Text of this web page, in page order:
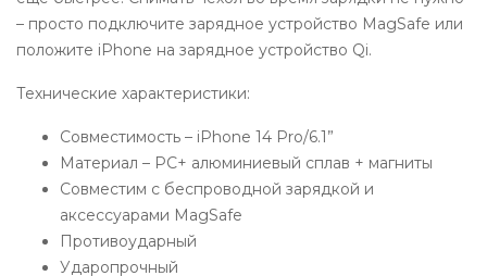
– просто подключите зарядное устройство MagSafe или
положите iPhone на зарядное устройство Qi.
Технические характеристики:
Совместимость – iPhone 14 Pro/6.1”
Материал – PC+ алюминиевый сплав + магниты
Совместим с беспроводной зарядкой и
аксессуарами MagSafe
Противоударный
Ударопрочный